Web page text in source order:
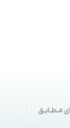
مطابق